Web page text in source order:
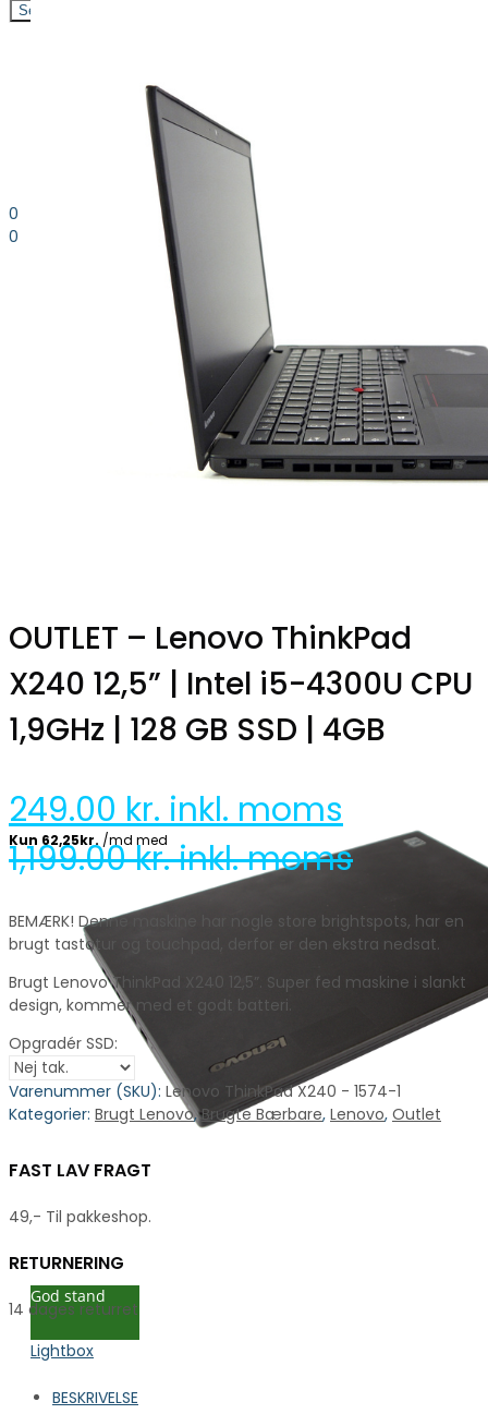
0
0
kr. inkl. moms
Search
God stand
Lightbox
OUTLET – Lenovo ThinkPad
X240 12,5” | Intel i5-4300U CPU
1,9GHz | 128 GB SSD | 4GB
249.00 kr. inkl. moms
1,199.00kr. inkl. moms
BEMÆRK! Denne maskine har nogle store brightspots, har en
brugt tastatur og touchpad, derfor er den ekstra nedsat.
Brugt Lenovo ThinkPad X240 12,5”. Super fed maskine i slankt
design, kommer med et godt batteri.
Opgradér SSD:
Varenummer (SKU): Lenovo ThinkPad X240 - 1574-1
Kategorier: Brugt Lenovo,Brugte Bærbare, Lenovo, Outlet
FAST LAV FRAGT
49,- Til pakkeshop.
RETURNERING
14 dages returret
BESKRIVELSE